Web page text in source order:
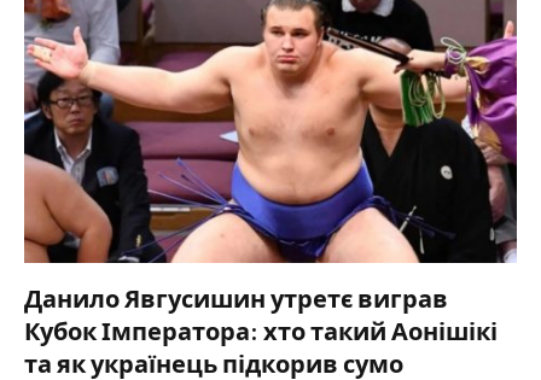
Данило Явгусишин утретє виграв
Кубок Імператора: хто такий Аонішікі
та як українець підкорив сумо